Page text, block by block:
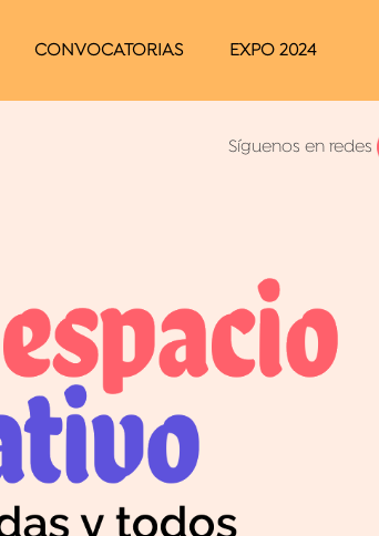
CONVOCATORIAS EXPO 2024
Síguenos en redes